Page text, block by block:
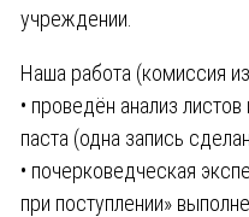
учреждении.
Наша работа (комиссия
• проведён анализ
паста (одна запись
• почерковедческая
при поступлении»